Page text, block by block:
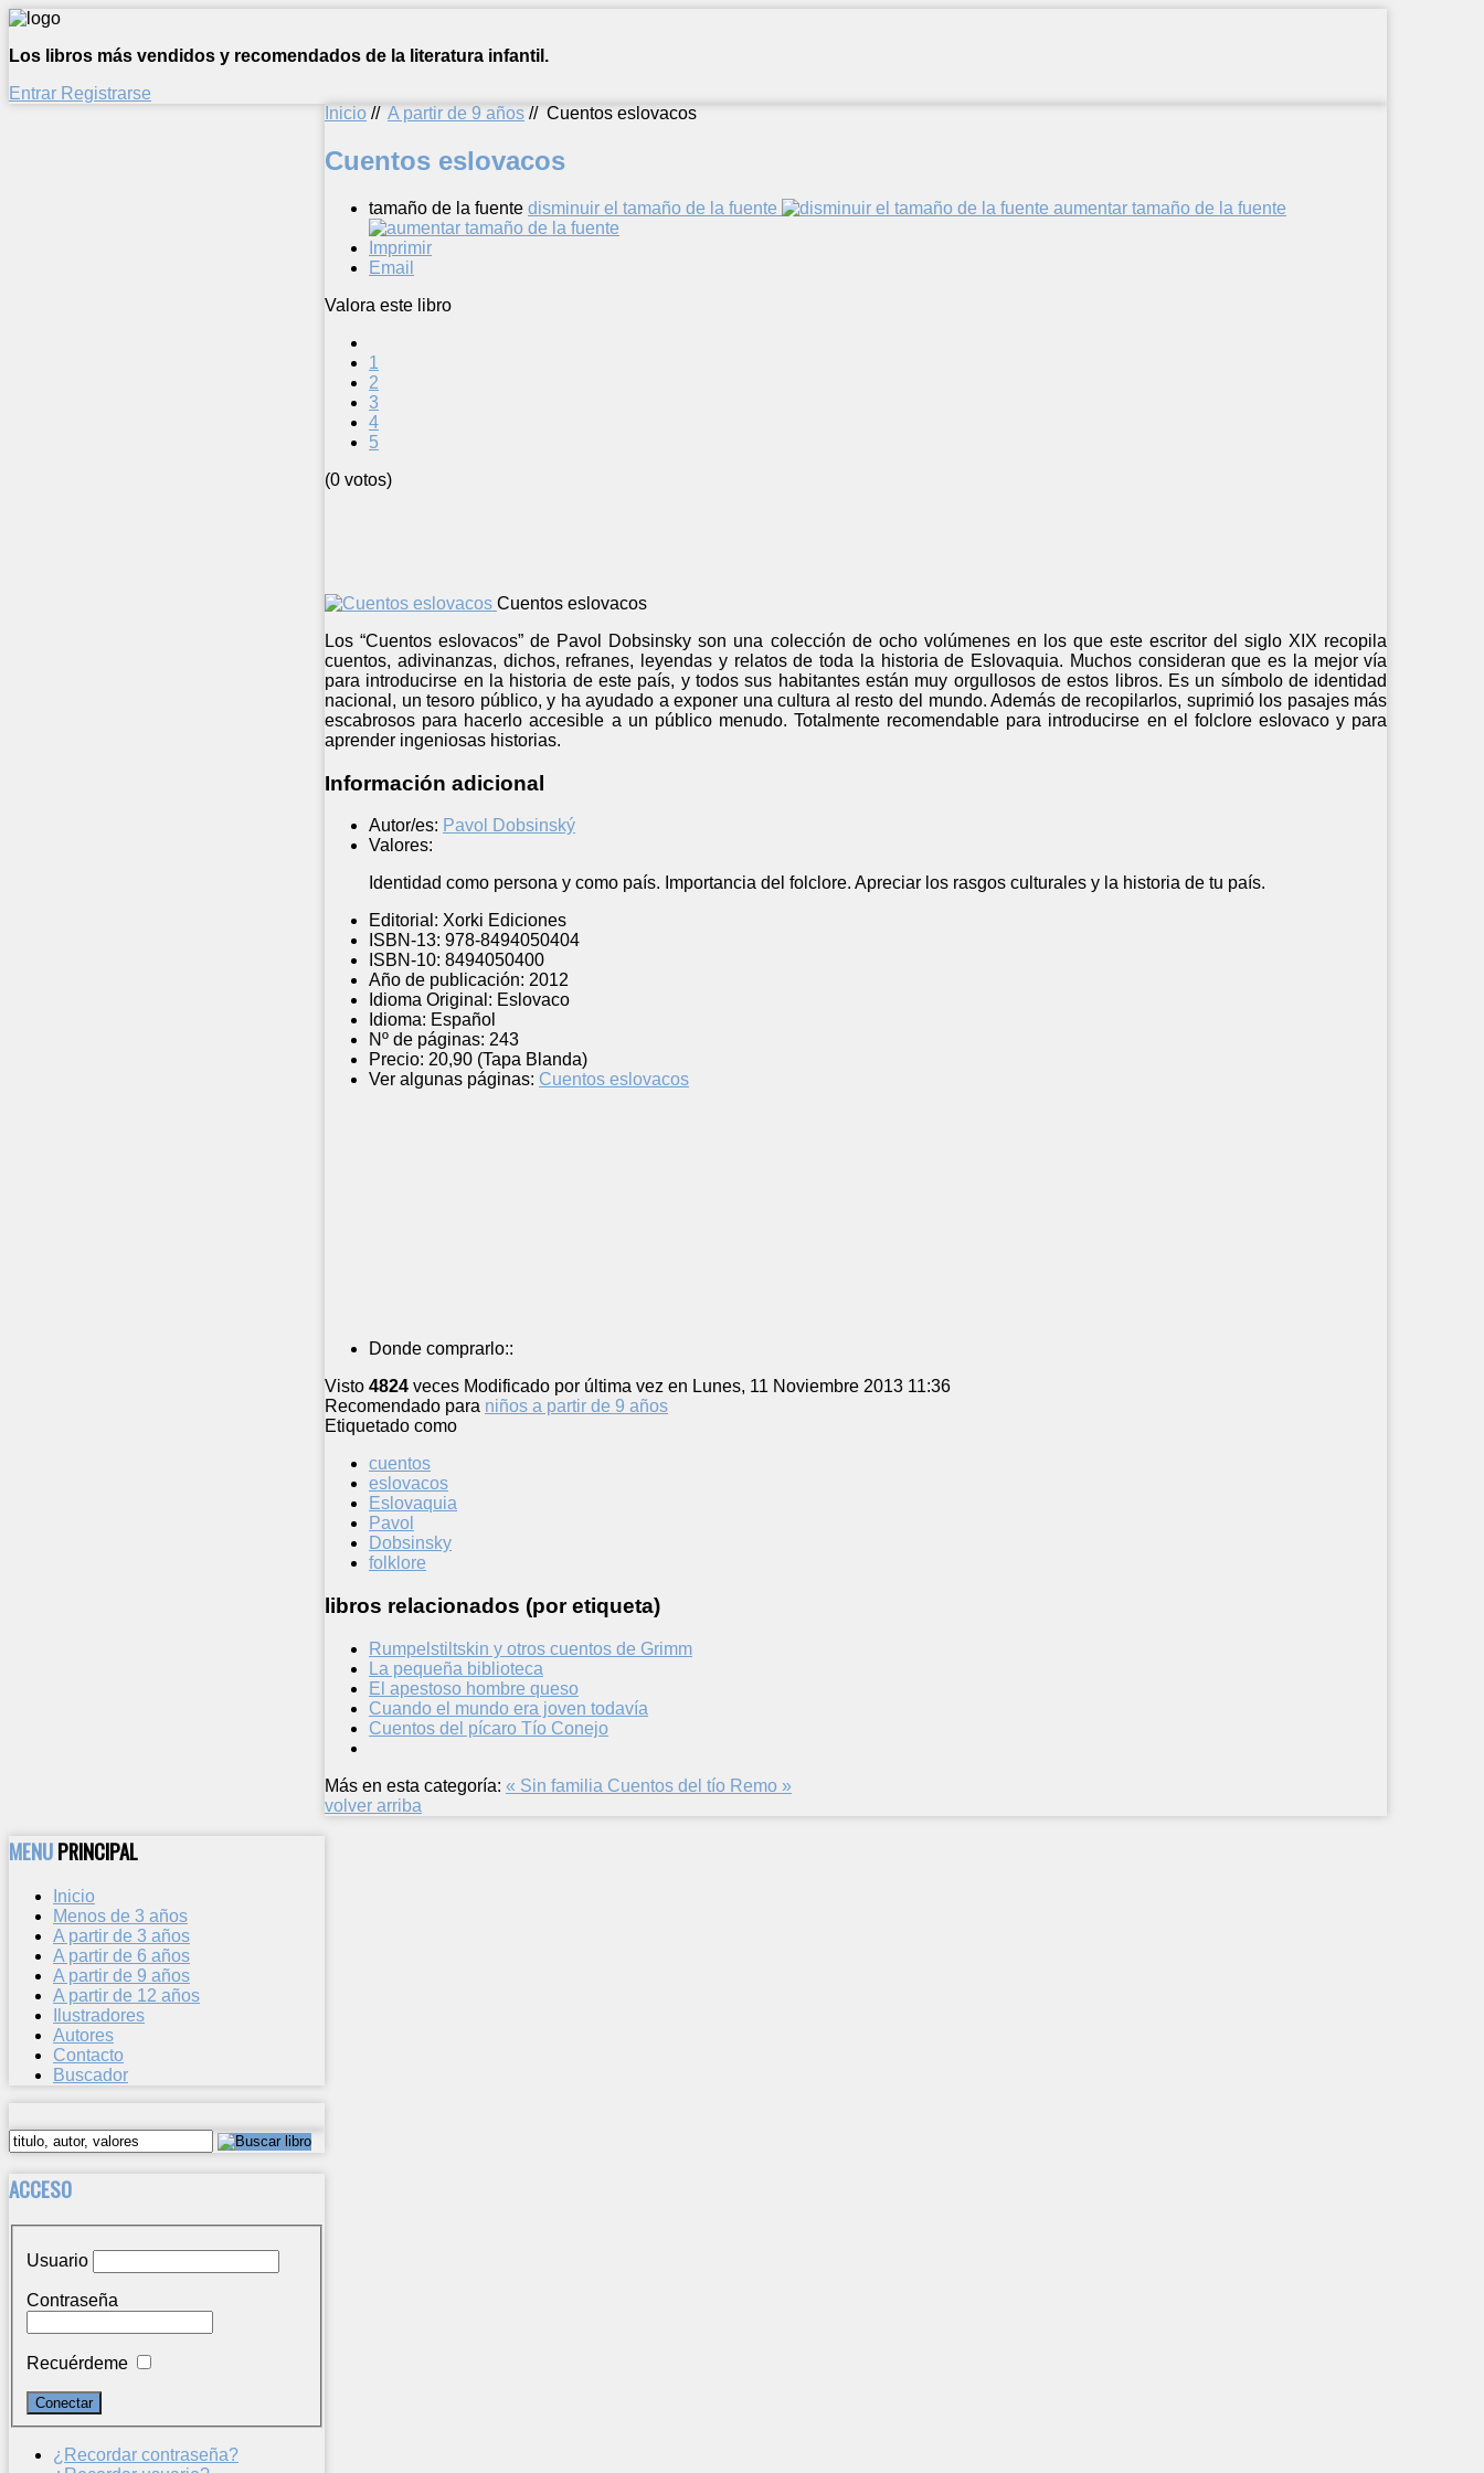
Los libros más vendidos y recomendados de la literatura infantil.
Entrar Registrarse
Inicio // A partir de 9 años // Cuentos eslovacos
Cuentos eslovacos
tamaño de la fuente disminuir el tamaño de la fuente aumentar tamaño de la fuente
Imprimir
Email
Valora este libro
1
2
3
4
5
(0 votos)
Cuentos eslovacos
Los “Cuentos eslovacos” de Pavol Dobsinsky son una colección de ocho volúmenes en los que este escritor del siglo XIX recopila
cuentos, adivinanzas, dichos, refranes, leyendas y relatos de toda la historia de Eslovaquia. Muchos consideran que es la mejor vía
para introducirse en la historia de este país, y todos sus habitantes están muy orgullosos de estos libros. Es un símbolo de identidad
nacional, un tesoro público, y ha ayudado a exponer una cultura al resto del mundo. Además de recopilarlos, suprimió los pasajes más
escabrosos para hacerlo accesible a un público menudo. Totalmente recomendable para introducirse en el folclore eslovaco y para
aprender ingeniosas historias.
Información adicional
Autor/es: Pavol Dobsinský
Valores:
Identidad como persona y como país. Importancia del folclore. Apreciar los rasgos culturales y la historia de tu país.
Editorial: Xorki Ediciones
ISBN-13: 978-8494050404
ISBN-10: 8494050400
Año de publicación: 2012
Idioma Original: Eslovaco
Idioma: Español
Nº de páginas: 243
Precio: 20,90 (Tapa Blanda)
Ver algunas páginas: Cuentos eslovacos
Donde comprarlo::
Visto 4824 veces Modificado por última vez en Lunes, 11 Noviembre 2013 11:36
Recomendado para niños a partir de 9 años
Etiquetado como
cuentos
eslovacos
Eslovaquia
Pavol
Dobsinsky
folklore
libros relacionados (por etiqueta)
Rumpelstiltskin y otros cuentos de Grimm
La pequeña biblioteca
El apestoso hombre queso
Cuando el mundo era joven todavía
Cuentos del pícaro Tío Conejo
Más en esta categoría: « Sin familia Cuentos del tío Remo »
volver arriba
MENUPRINCIPAL
Inicio
Menos de 3 años
A partir de 3 años
A partir de 6 años
A partir de 9 años
A partir de 12 años
Ilustradores
Autores
Contacto
Buscador
ACCESO
Usuario
Contraseña
Recuérdeme
¿Recordar contraseña?